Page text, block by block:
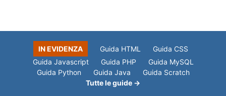
IN EVIDENZA Guida HTML
Guida CSS
Guida Javascript
Guida PHP
Guida MySQL
Guida Python
Guida Java
Guida Scratch
Tutte le guide →